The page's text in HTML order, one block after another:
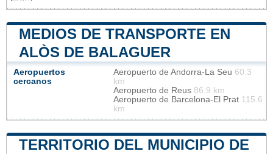
MEDIOS DE TRANSPORTE EN
ALÒS DE BALAGUER
Aeropuertos
cercanos
Aeropuerto de Andorra-La Seu 60.3
km
Aeropuerto de Reus 86.9 km
Aeropuerto de Barcelona-El Prat 115.6
km
TERRITORIO DEL MUNICIPIO DE